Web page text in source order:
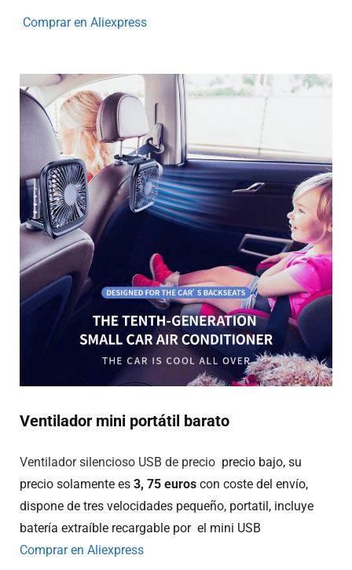
Comprar en Aliexpress
Ventilador mini portátil barato
Ventilador silencioso USB de precio precio bajo, su
precio solamente es 3, 75 euros con coste del envío,
dispone de tres velocidades pequeño, portatil, incluye
batería extraíble recargable por el mini USB
Comprar en Aliexpress